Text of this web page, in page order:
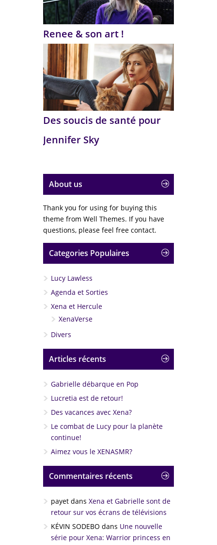
Renee & son art !
Des soucis de santé pour
Jennifer Sky
About us
Thank you for using for buying this
theme from Well Themes. If you have
questions, please feel free contact.
Categories Populaires
Lucy Lawless
Agenda et Sorties
Xena et Hercule
XenaVerse
Divers
Articles récents
Gabrielle débarque en Pop
Lucretia est de retour!
Des vacances avec Xena?
Le combat de Lucy pour la planète
continue!
Aimez vous le XENASMR?
Commentaires récents
payet dans Xena et Gabrielle sont de
retour sur vos écrans de télévisions
KÉVIN SODEBO dans Une nouvelle
série pour Xena: Warrior princess en